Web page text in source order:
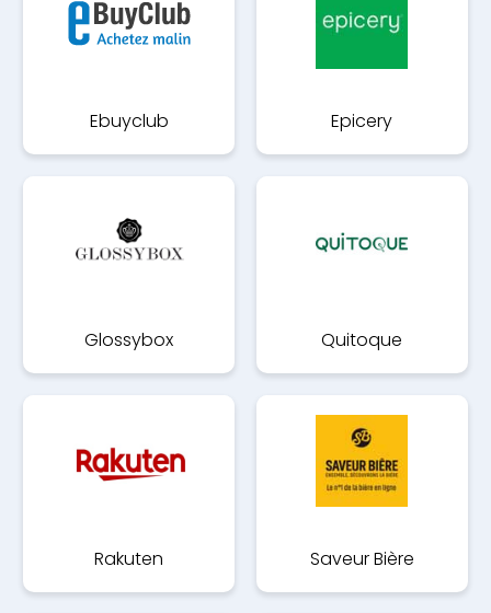
Ebuyclub Epicery
Glossybox Quitoque
Rakuten Saveur Bière